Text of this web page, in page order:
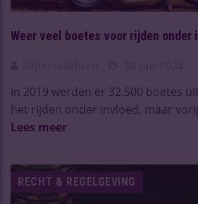
Weer veel boetes voor rijden onder
In 2019 werden er 32.500 boetes
het rijden onder invloed, maar
Lees meer
RECHT & REGELGEVING